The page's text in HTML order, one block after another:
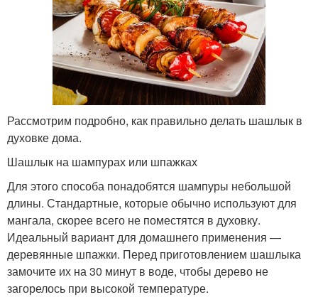
Рассмотрим подробно, как правильно делать шашлык в
духовке дома.
Шашлык на шампурах или шпажках
Для этого способа понадобятся шампуры небольшой
длины. Стандартные, которые обычно используют для
мангала, скорее всего не поместятся в духовку.
Идеальный вариант для домашнего применения —
деревянные шпажки. Перед приготовлением шашлыка
замочите их на 30 минут в воде, чтобы дерево не
загорелось при высокой температуре.